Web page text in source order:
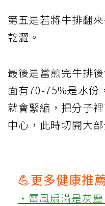
第五是若將牛排翻
乾澀。
最後是當煎完牛排
面有70-75%是水份
就會緊縮，把分子
中心，此時切開大
💪更多健康推
‧電風扇滿是灰